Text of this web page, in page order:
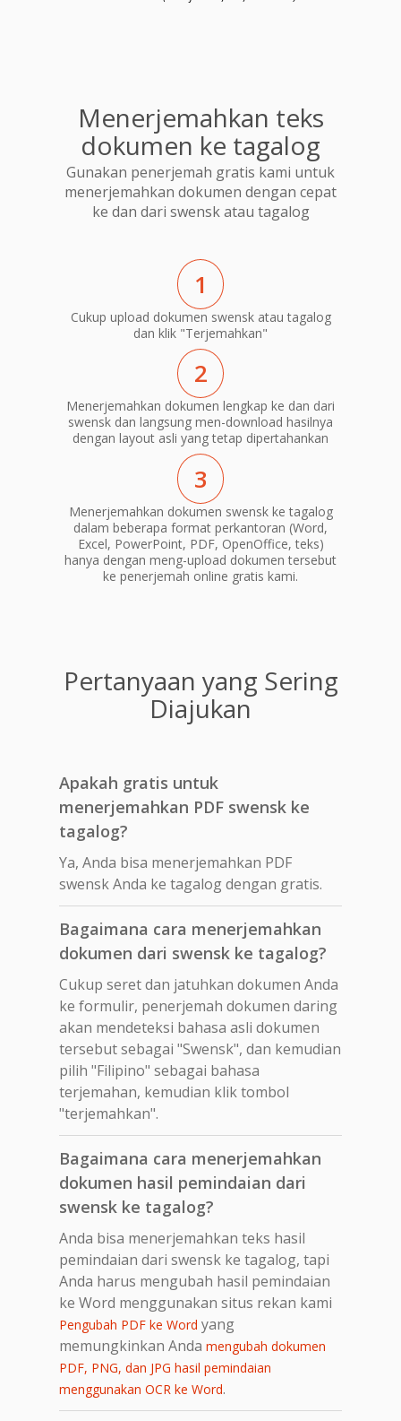
Menerjemahkan teks
dokumen ke tagalog
Gunakan penerjemah gratis kami untuk
menerjemahkan dokumen dengan cepat
ke dan dari swensk atau tagalog
1
Cukup upload dokumen swensk atau tagalog
dan klik "Terjemahkan"
2
Menerjemahkan dokumen lengkap ke dan dari
swensk dan langsung men-download hasilnya
dengan layout asli yang tetap dipertahankan
3
Menerjemahkan dokumen swensk ke tagalog
dalam beberapa format perkantoran (Word,
Excel, PowerPoint, PDF, OpenOffice, teks)
hanya dengan meng-upload dokumen tersebut
ke penerjemah online gratis kami.
Pertanyaan yang Sering
Diajukan
Apakah gratis untuk
menerjemahkan PDF swensk ke
tagalog?
Ya, Anda bisa menerjemahkan PDF
swensk Anda ke tagalog dengan gratis.
Bagaimana cara menerjemahkan
dokumen dari swensk ke tagalog?
Cukup seret dan jatuhkan dokumen Anda
ke formulir, penerjemah dokumen daring
akan mendeteksi bahasa asli dokumen
tersebut sebagai "Swensk", dan kemudian
pilih "Filipino" sebagai bahasa
terjemahan, kemudian klik tombol
"terjemahkan".
Bagaimana cara menerjemahkan
dokumen hasil pemindaian dari
swensk ke tagalog?
Anda bisa menerjemahkan teks hasil
pemindaian dari swensk ke tagalog, tapi
Anda harus mengubah hasil pemindaian
ke Word menggunakan situs rekan kami
Pengubah PDF ke Word yang
memungkinkan Anda mengubah dokumen
PDF, PNG, dan JPG hasil pemindaian
menggunakan OCR ke Word.